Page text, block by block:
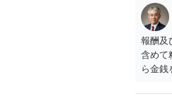
報酬及
含めて
ら金銭